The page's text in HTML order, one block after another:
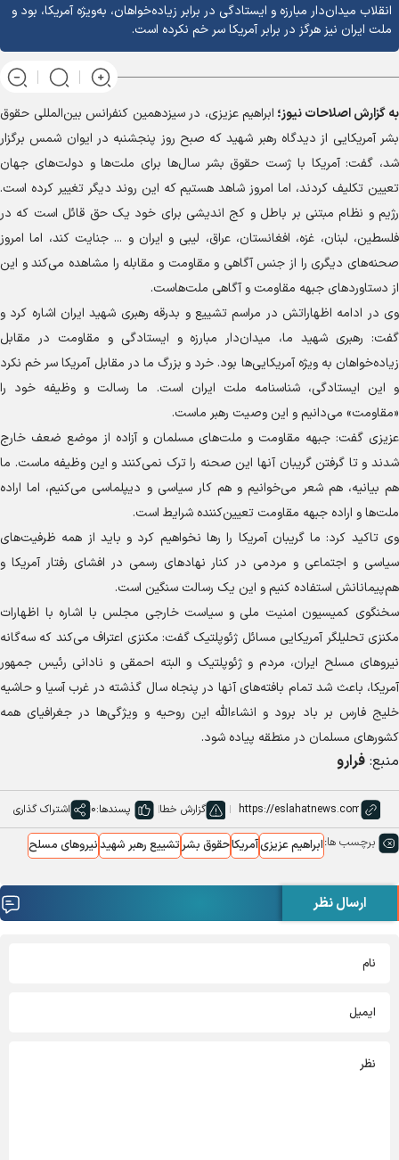
انقلاب میدان‌دار مبارزه و ایستادگی در برابر زیاده‌خواهان، به‌ویژه آمریکا، بود و
ملت ایران نیز هرگز در برابر آمریکا سر خم نکرده است.
به گزارشاصلاحات نیوز؛ ابراهیم عزیزی، در سیزدهمین کنفرانس بین‌المللی حقوق
بشر آمریکایی از دیدگاه رهبر شهید که صبح روز پنجشنبه در ایوان شمس برگزار
شد، گفت: آمریکا با ژست حقوق بشر سال‌ها برای ملت‌ها و دولت‌های جهان
تعیین تکلیف کردند، اما امروز شاهد هستیم که این روند دیگر تغییر کرده است.
رژیم و نظام مبتنی بر باطل و کج اندیشی برای خود یک حق قائل است که در
فلسطین، لبنان، غزه، افغانستان، عراق، لیبی و ایران و ... جنایت کند، اما امروز
صحنه‌های دیگری را از جنس آگاهی و مقاومت و مقابله را مشاهده می‌کند و این
از دستاورد‌های جبهه مقاومت و آگاهی ملت‌هاست.
وی در ادامه اظهاراتش در مراسم تشییع و بدرقه رهبری شهید ایران اشاره کرد و
گفت: رهبری شهید ما، میدان‌دار مبارزه و ایستادگی و مقاومت در مقابل
زیاده‌خواهان به ویژه آمریکایی‌ها بود. خرد و بزرگ ما در مقابل آمریکا سر خم نکرد
و این ایستادگی، شناسنامه ملت ایران است. ما رسالت و وظیفه خود را
«مقاومت» می‌دانیم و این وصیت رهبر ماست.
عزیزی گفت: جبهه مقاومت و ملت‌های مسلمان و آزاده از موضع ضعف خارج
شدند و تا گرفتن گریبان آنها این صحنه را ترک نمی‌کنند و این وظیفه ماست. ما
هم بیانیه، هم شعر می‌خوانیم و هم کار سیاسی و دیپلماسی می‌کنیم، اما اراده
ملت‌ها و اراده جبهه مقاومت تعیین‌کننده شرایط است.
وی تاکید کرد: ما گریبان آمریکا را رها نخواهیم کرد و باید از همه ظرفیت‌های
سیاسی و اجتماعی و مردمی در کنار نهاد‌های رسمی در افشای رفتار آمریکا و
هم‌پیمانانش استفاده کنیم و این یک رسالت سنگین است.
سخنگوی کمیسیون امنیت ملی و سیاست خارجی مجلس با اشاره با اظهارات
مکنزی تحلیلگر آمریکایی مسائل ژئوپلتیک گفت: مکنزی اعتراف می‌کند که سه‌گانه
نیرو‌های مسلح ایران، مردم و ژئوپلتیک و البته احمقی و نادانی رئیس جمهور
آمریکا، باعث شد تمام بافته‌های آنها در پنجاه سال گذشته در غرب آسیا و حاشیه
خلیج فارس بر باد برود و انشاءالله این روحیه و ویژگی‌ها در جغرافیای همه
کشور‌های مسلمان در منطقه پیاده شود.
منبع: فرارو
گزارش خطا پسندها:0 اشتراک گذاری
برچسب ها:ابراهیم عزیزیآمریکاحقوق بشرتشییع رهبر شهیدنیروهای مسلح
ارسال نظر